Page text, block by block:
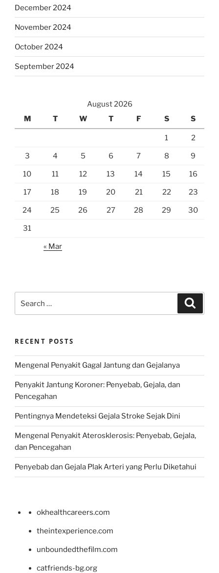
December 2024
November 2024
October 2024
September 2024
August 2026
M
T W T F S S
1 2
3 4 5 6 7 8 9
10 11 12 13 14 15 16
17 18 19 20 21 22 23
24 25 26 27 28 29 30
31
« Mar
for:
RECENT POSTS
Mengenal Penyakit Gagal Jantung dan Gejalanya
Penyakit Jantung Koroner: Penyebab, Gejala, dan
Pencegahan
Pentingnya Mendeteksi Gejala Stroke Sejak Dini
Mengenal Penyakit Aterosklerosis: Penyebab, Gejala,
dan Pencegahan
Penyebab dan Gejala Plak Arteri yang Perlu Diketahui
okhealthcareers.com
theintexperience.com
unboundedthefilm.com
catfriends-bg.org